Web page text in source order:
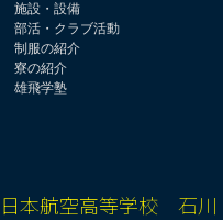
施設・設備
部活・クラブ活動
制服の紹介
寮の紹介
雄飛学塾
日本航空高等学校 石川